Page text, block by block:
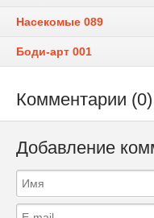
Насекомые 089
Боди-арт 001
Комментарии (0)
Добавление